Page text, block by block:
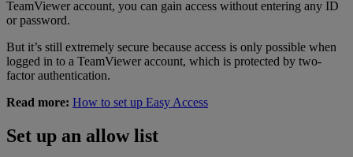
TeamViewer account, you can gain access without entering any ID
or password.
But it’s still extremely secure because access is only possible when
logged in to a TeamViewer account, which is protected by two-
factor authentication.
Read more: How to set up Easy Access
Set up an allow list